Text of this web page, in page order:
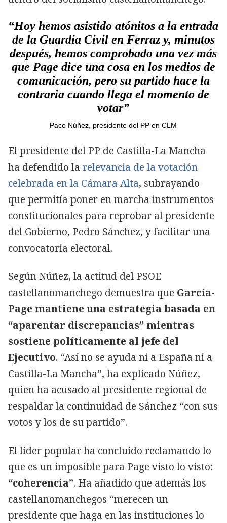
“Hoy hemos asistido atónitos a la entrada
de la Guardia Civil en Ferraz y, minutos
después, hemos comprobado una vez más
que Page dice una cosa en los medios de
comunicación, pero su partido hace la
contraria cuando llega el momento de
votar”
Paco Núñez, presidente del PP en CLM
El presidente del PP de Castilla-La Mancha
ha defendido la relevancia de la votación
celebrada en la Cámara Alta, subrayando
que permitía poner en marcha instrumentos
constitucionales para reprobar al presidente
del Gobierno, Pedro Sánchez, y facilitar una
convocatoria electoral.
Según Núñez, la actitud del PSOE
castellanomanchego demuestra que García-
Page mantiene una estrategia basada en
“aparentar discrepancias” mientras
sostiene políticamente al jefe del
Ejecutivo. “Así no se ayuda ni a España ni a
Castilla-La Mancha”, ha explicado Núñez,
quien ha acusado al presidente regional de
respaldar la continuidad de Sánchez “con sus
votos y los de su partido”.
El líder popular ha concluido reclamando lo
que es un imposible para Page visto lo visto:
“coherencia”. Ha añadido que además los
castellanomanchegos “merecen un
presidente que haga en las instituciones lo